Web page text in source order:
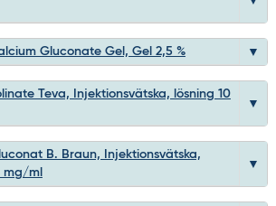
Gluconate Gel, Gel 2,5 %
Teva, Injektionsvätska, lösning 10
B. Braun, Injektionsvätska,
mg/ml